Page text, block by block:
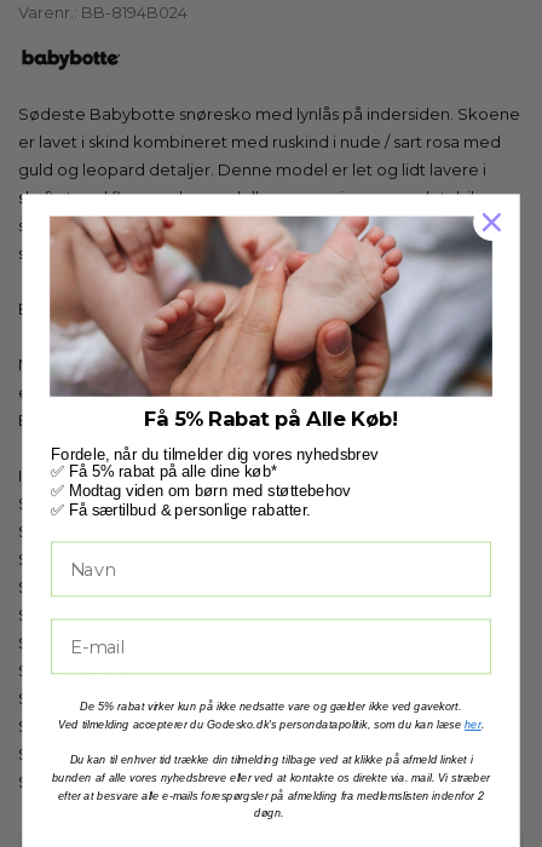
Varenr.: BB-8194B024
Sødeste Babybotte snøresko med lynlås på indersiden. Skoene
er lavet i skind kombineret med ruskind i nude / sart rosa med
guld og leopard detaljer. Denne model er let og lidt lavere i
skaftet end flere andre modeller - men giver en god stabil
støtte omkring hæl og ankel - derudover er der let løft til
svangen. God gummisål og udtagelig indersål.
Bredde: normal.
Når dit barn har særlige støttebehov, skal du regne 0,5-1 cm.
ekstra plads udover fodens længde for den optimale støtte.
Er du i tvivl, så vejleder vi dig meget gerne
Indvendige mål:
Str. 19: 12,9 cm
Str. 20: 13,1 cm
Str. 21: 13,7 cm
Str. 22: 14,4 cm
Str. 23: 15,0 cm
Str. 24: 15,6 cm
Str. 25: 16,2 cm
Str. 26: 17,0 cm
Str. 27: 17,6 cm
Str. 28: 18,3 cm
Str. 29: 18,9 cm
Få 5% Rabat på Alle Køb!
Fordele, når du tilmelder dig vores nyhedsbrev
✅ Få 5% rabat på alle dine køb*
✅ Modtag viden om børn med støttebehov
✅ Få særtilbud & personlige rabatter.
De 5% rabat virker kun på ikke nedsatte vare og gælder ikke ved gavekort.
Ved tilmelding accepterer du Godesko.dk's persondatapolitik, som du kan læseher.
Du kan til enhver tid trække din tilmelding tilbage ved at klikke på afmeld linket i
bunden af alle vores nyhedsbreve eller ved at kontakte os direkte via. mail. Vi stræber
efter at besvare alle e-mails forespørgsler på afmelding fra medlemslisten indenfor 2
døgn.